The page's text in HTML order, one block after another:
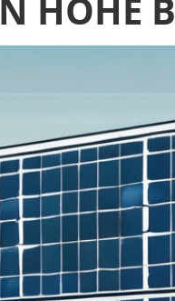
HOHE